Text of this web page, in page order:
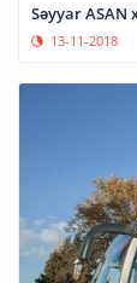
Səyyar
13-11-2018